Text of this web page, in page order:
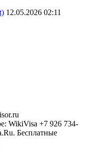
12.05.2026 02:11
WikiVisa +7 926 734-
Бесплатные